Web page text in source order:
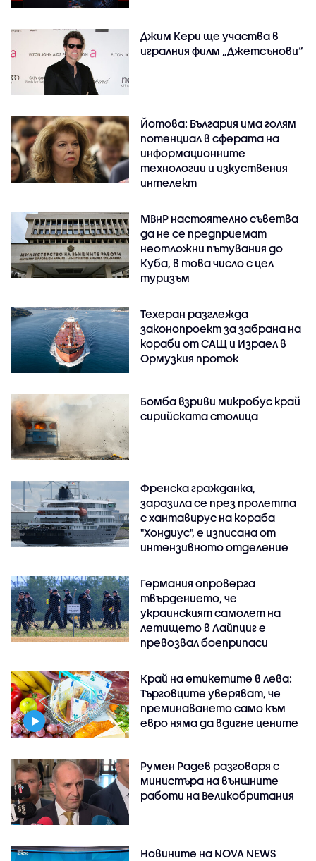
Джим Кери ще участва в
игралния филм „Джетсънови“
Йотова: България има голям
потенциал в сферата на
информационните
технологии и изкуствения
интелект
МВнР настоятелно съветва
да не се предприемат
неотложни пътувания до
Куба, в това число с цел
туризъм
Техеран разглежда
законопроект за забрана на
кораби от САЩ и Израел в
Ормузкия проток
Бомба взриви микробус край
сирийската столица
Френска гражданка,
заразила се през пролетта
с хантавирус на кораба
"Хондиус", е изписана от
интензивното отделение
Германия опроверга
твърдението, че
украинският самолет на
летището в Лайпциг е
превозвал боеприпаси
Край на етикетите в лева:
Търговците уверяват, че
преминаването само към
евро няма да вдигне цените
Румен Радев разговаря с
министъра на външните
работи на Великобритания
Новините на NOVA NEWS